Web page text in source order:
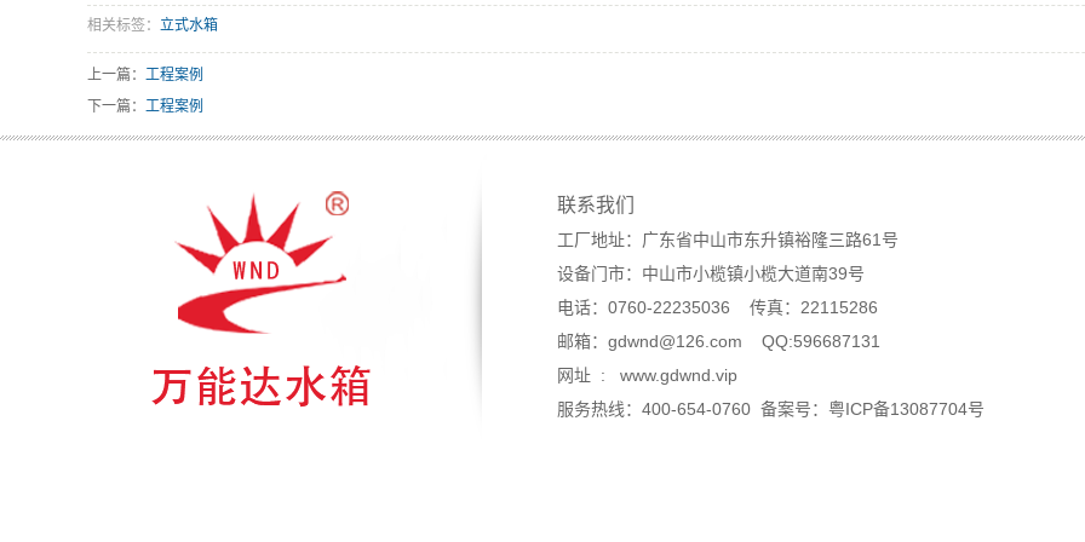
相关标签： 立式水箱
上一篇： 工程案例
下一篇： 工程案例
联系我们
工厂地址：广东省中山市东升镇裕隆三路61号
设备门市：中山市小榄镇小榄大道南39号
电话：0760-22235036 传真：22115286
邮箱：gdwnd@126.com QQ:596687131
网址 : www.gdwnd.vip
服务热线：400-654-0760 备案号： 粤ICP备13087704号